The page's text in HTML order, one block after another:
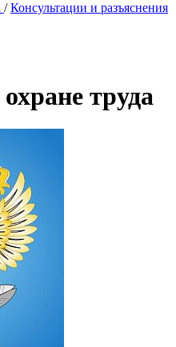
/ Консультации и разъяснения
труда